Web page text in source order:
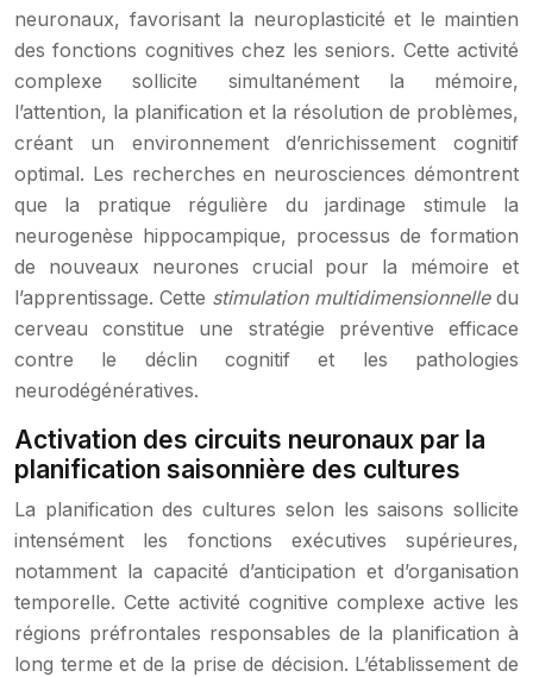
neuronaux, favorisant la neuroplasticité et le maintien
des fonctions cognitives chez les seniors. Cette activité
complexe sollicite simultanément la mémoire,
l’attention, la planification et la résolution de problèmes,
créant un environnement d’enrichissement cognitif
optimal. Les recherches en neurosciences démontrent
que la pratique régulière du jardinage stimule la
neurogenèse hippocampique, processus de formation
de nouveaux neurones crucial pour la mémoire et
l’apprentissage. Cette stimulation multidimensionnelle du
cerveau constitue une stratégie préventive efficace
contre le déclin cognitif et les pathologies
neurodégénératives.
Activation des circuits neuronaux par la
planification saisonnière des cultures
La planification des cultures selon les saisons sollicite
intensément les fonctions exécutives supérieures,
notamment la capacité d’anticipation et d’organisation
temporelle. Cette activité cognitive complexe active les
régions préfrontales responsables de la planification à
long terme et de la prise de décision. L’établissement de